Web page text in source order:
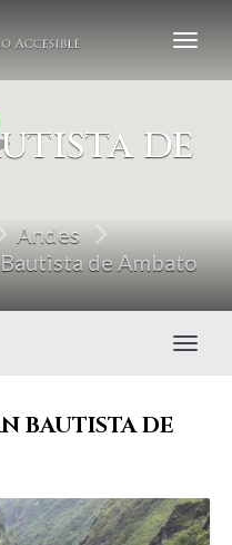
de
Andes
Bautista de Ambato
BAUTISTA DE